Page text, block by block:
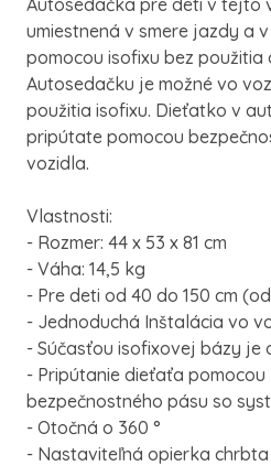
Autosedačka pre deti v tejto
umiestnená v smere jazdy a
pomocou isofixu bez použitia
Autosedačku je možné vo
použitia isofixu. Dieťatko v
pripútate pomocou
vozidla.
Vlastnosti:
- Rozmer: 44 x 53 x 81 cm
- Váha: 14,5 kg
- Pre deti od 40 do 150 cm
- Jednoduchá Inštalácia vo
- Súčasťou isofixovej bázy je
- Pripútanie dieťaťa
bezpečnostného pásu so
- Otočná o 360 °
- Nastaviteľná opierka chrbta